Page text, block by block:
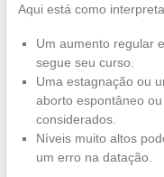
Aqui está como
Um aumento regular
segue seu curso.
Uma estagnação ou
aborto espontâneo
considerados.
Níveis muito altos
um erro na datação.